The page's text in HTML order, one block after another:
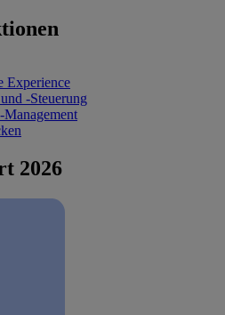
Experience
-Steuerung
Management
2026